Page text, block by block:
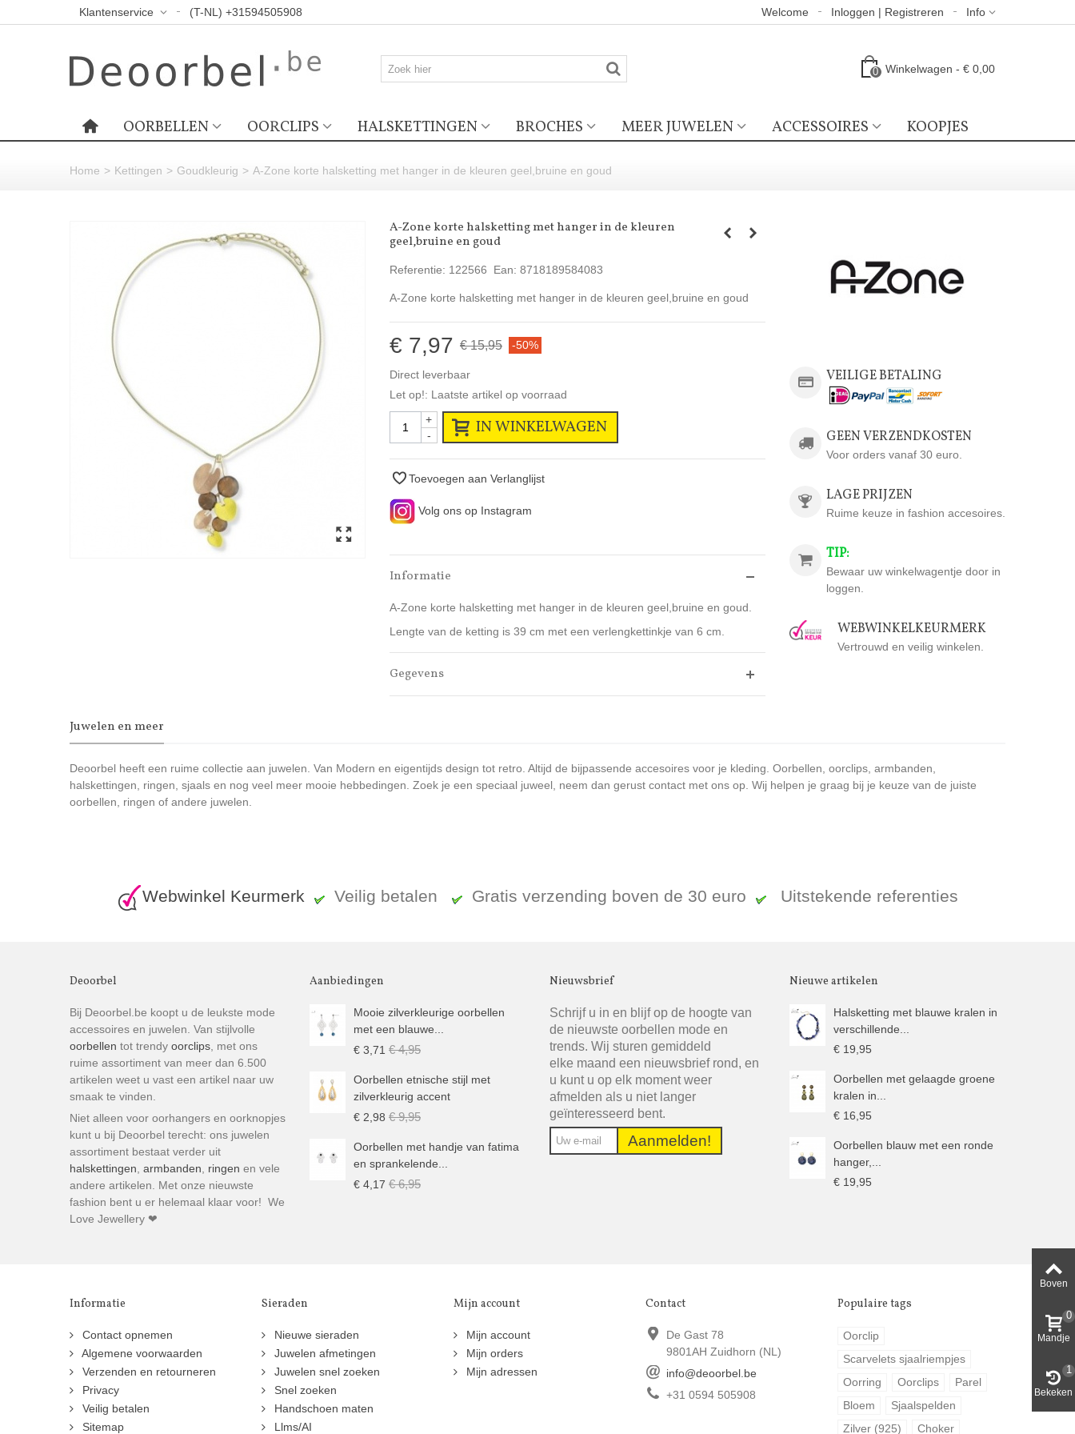
Klantenservice (T-NL) +31594505908 Info
Inloggen | Registreren
Welcome
0 Winkelwagen - € 0,00
OORBELLEN OORCLIPS HALSKETTINGEN BROCHES MEER JUWELEN ACCESSOIRES KOOPJES
Home > Kettingen > Goudkleurig > A-Zone korte halsketting met hanger in de kleuren geel,bruine en goud
A-Zone korte halsketting met hanger in de kleuren
geel,bruine en goud
Referentie: 122566 Ean: 8718189584083
A-Zone korte halsketting met hanger in de kleuren geel,bruine en goud
€ 7,97 € 15,95 -50%
Direct leverbaar
Let op!: Laatste artikel op voorraad
-
+ IN WINKELWAGEN
Toevoegen aan Verlanglijst
Volg ons op Instagram
Informatie
A-Zone korte halsketting met hanger in de kleuren geel,bruine en goud.
Lengte van de ketting is 39 cm met een verlengkettinkje van 6 cm.
Gegevens
VEILIGE BETALING
GEEN VERZENDKOSTEN
Voor orders vanaf 30 euro.
LAGE PRIJZEN
Ruime keuze in fashion accesoires.
TIP:
Bewaar uw winkelwagentje door in
loggen.
WEBWINKELKEURMERK
Vertrouwd en veilig winkelen.
Juwelen en meer
Deoorbel heeft een ruime collectie aan juwelen. Van Modern en eigentijds design tot retro. Altijd de bijpassende accesoires voor je kleding. Oorbellen, oorclips, armbanden,
halskettingen, ringen, sjaals en nog veel meer mooie hebbedingen. Zoek je een speciaal juweel, neem dan gerust contact met ons op. Wij helpen je graag bij je keuze van de juiste
oorbellen, ringen of andere juwelen.
Webwinkel Keurmerk Veilig betalen Gratis verzending boven de 30 euro Uitstekende referenties
Deoorbel
Bij Deoorbel.be koopt u de leukste mode
accessoires en juwelen. Van stijlvolle
oorbellen tot trendy oorclips, met ons
ruime assortiment van meer dan 6.500
artikelen weet u vast een artikel naar uw
smaak te vinden.
Niet alleen voor oorhangers en oorknopjes
kunt u bij Deoorbel terecht: ons juwelen
assortiment bestaat verder uit
halskettingen, armbanden, ringen en vele
andere artikelen. Met onze nieuwste
fashion bent u er helemaal klaar voor! We
Love Jewellery ❤
Aanbiedingen
Mooie zilverkleurige oorbellen
met een blauwe...
€ 3,71 € 4,95
Oorbellen etnische stijl met
zilverkleurig accent
€ 2,98 € 9,95
Oorbellen met handje van fatima
en sprankelende...
€ 4,17 € 6,95
Nieuwsbrief
Schrijf u in en blijf op de hoogte van
de nieuwste oorbellen mode en
trends. Wij sturen gemiddeld
elke maand een nieuwsbrief rond, en
u kunt u op elk moment weer
afmelden als u niet langer
geïnteresseerd bent.
Aanmelden!
Nieuwe artikelen
Halsketting met blauwe kralen in
verschillende...
€ 19,95
Oorbellen met gelaagde groene
kralen in...
€ 16,95
Oorbellen blauw met een ronde
hanger,...
€ 19,95
Informatie
Contact opnemen
Algemene voorwaarden
Verzenden en retourneren
Privacy
Veilig betalen
Sitemap
Sieraden
Nieuwe sieraden
Juwelen afmetingen
Juwelen snel zoeken
Snel zoeken
Handschoen maten
Llms/AI
Mijn account
Mijn account
Mijn orders
Mijn adressen
Contact
De Gast 78
9801AH Zuidhorn (NL)
info@deoorbel.be
+31 0594 505908
Populaire tags
Oorclip
Scarvelets sjaalriempjes
Oorring
Oorclips
Parel
Bloem
Sjaalspelden
Zilver (925)
Choker
Boven
Mandje
0
Bekeken
1